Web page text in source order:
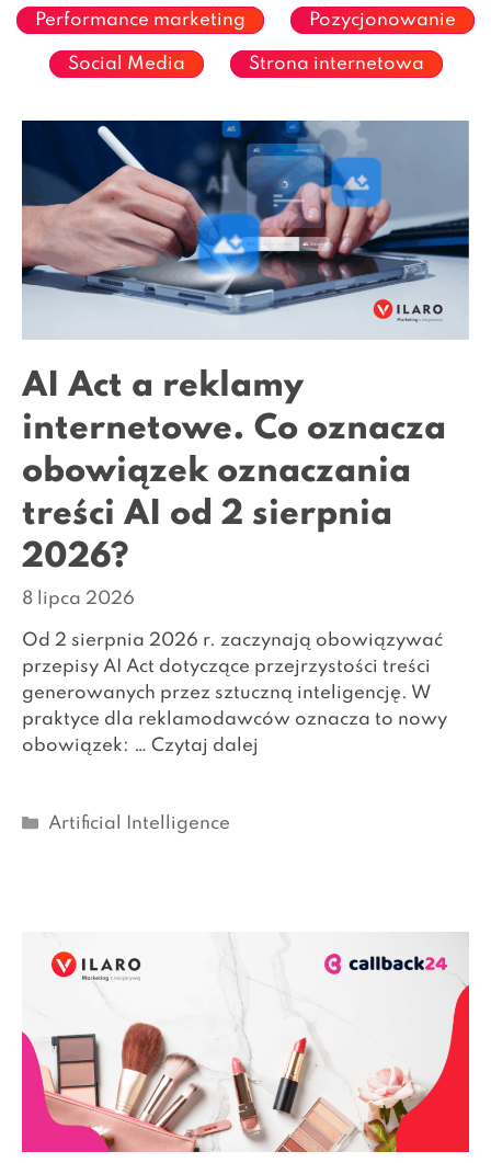
Performance marketing Pozycjonowanie
Social Media Strona internetowa
AI Act a reklamy
internetowe. Co oznacza
obowiązek oznaczania
treści AI od 2 sierpnia
2026?
8 lipca 2026
Od 2 sierpnia 2026 r. zaczynają obowiązywać
przepisy AI Act dotyczące przejrzystości treści
generowanych przez sztuczną inteligencję. W
praktyce dla reklamodawców oznacza to nowy
obowiązek: … Czytaj dalej
Kategorie
Artificial Intelligence